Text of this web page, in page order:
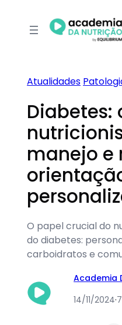
Atualidades
Diabetes:
manejo e
O papel crucial do
do diabetes:
carboidratos e
Academia
14/11/2024·